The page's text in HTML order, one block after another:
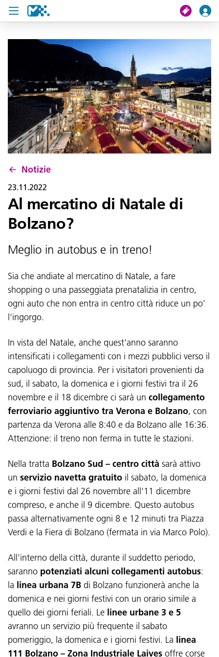
Cerca
Il mio viaggio
Ticket
Pass U19
Notizie
Progetti
Assistenza e contatto
Lingua:
DEU
ITA LAD ENG
Service Desk:+39 0471 220880
Impressum
Privacy e cookie policy
Termini e condizioni d'uso
Reclami Jobs
Notizie
23.11.2022
Al mercatino di Natale di
Bolzano?
Meglio in autobus e in treno!
Sia che andiate al mercatino di Natale, a fare
shopping o una passeggiata prenatalizia in centro,
ogni auto che non entra in centro città riduce un po'
l'ingorgo.
In vista del Natale, anche quest'anno saranno
intensificati i collegamenti con i mezzi pubblici verso il
capoluogo di provincia. Per i visitatori provenienti da
sud, il sabato, la domenica e i giorni festivi tra il 26
novembre e il 18 dicembre ci sarà un collegamento
ferroviario aggiuntivo tra Verona e Bolzano, con
partenza da Verona alle 8:40 e da Bolzano alle 16:36.
Attenzione: il treno non ferma in tutte le stazioni.
Nella tratta Bolzano Sud – centro città sarà attivo
un servizio navetta gratuito il sabato, la domenica
e i giorni festivi dal 26 novembre all'11 dicembre
compreso, e anche il 9 dicembre. Questo autobus
passa alternativamente ogni 8 e 12 minuti tra Piazza
Verdi e la Fiera di Bolzano (fermata in via Marco Polo).
All'interno della città, durante il suddetto periodo,
saranno potenziati alcuni collegamenti autobus:
la linea urbana 7B di Bolzano funzionerà anche la
domenica e nei giorni festivi con un orario simile a
quello dei giorni feriali. Le linee urbane 3 e 5
avranno un servizio più frequente il sabato
pomeriggio, la domenica e i giorni festivi. La linea
111 Bolzano – Zona Industriale Laives offre corse